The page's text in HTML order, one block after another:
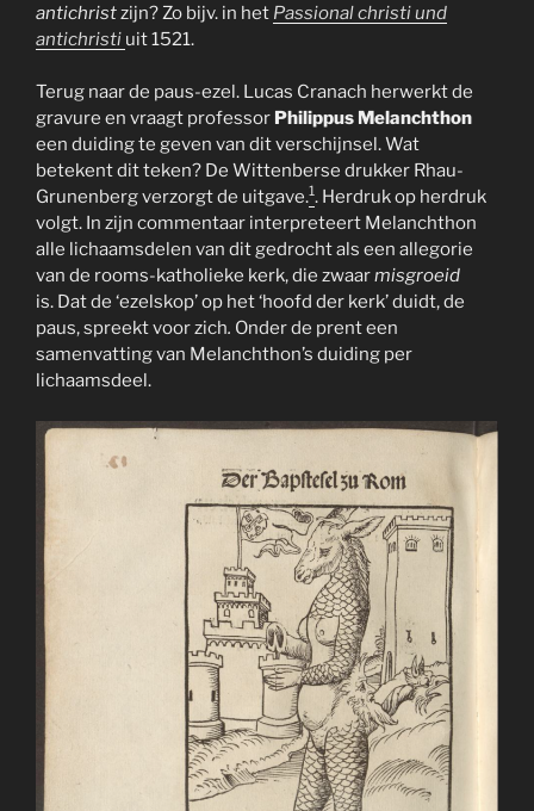
antichristzijn? Zo bijv. in het Passional christi und
antichristi uit 1521.
Terug naar de paus-ezel. Lucas Cranach herwerkt de
gravure en vraagt professor Philippus Melanchthon
een duiding te geven van dit verschijnsel. Wat
betekent dit teken? De Wittenberse drukker Rhau-
Grunenberg verzorgt de uitgave.1. Herdruk op herdruk
volgt. In zijn commentaar interpreteert Melanchthon
alle lichaamsdelen van dit gedrocht als een allegorie
van de rooms-katholieke kerk, die zwaarmisgroeid
is. Dat de ‘ezelskop’ op het ‘hoofd der kerk’ duidt, de
paus, spreekt voor zich. Onder de prent een
samenvatting van Melanchthon’s duiding per
lichaamsdeel.